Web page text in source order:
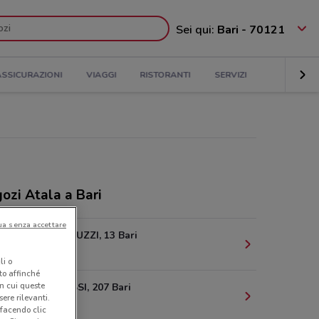
Sei qui: Bari - 70121
VIAGGI RISTORANTI SERVIZI
Atala a Bari
VIA G.CAPRUZZI, 13 Bari
VIA DE ROSSI, 207 Bari
1.1 km
o
affinché
cui queste
rilevanti.
clic
senza accettare